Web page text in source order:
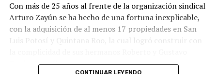
Con más de 25 años al frente de la organización sindical
Arturo Zayún se ha hecho de una fortuna inexplicable,
con la adquisición de al menos 17 propiedades en San
Luis Potosí y Quintana Roo, la cual logró construir con
Zayún González.
CONTINUAR LEYENDO